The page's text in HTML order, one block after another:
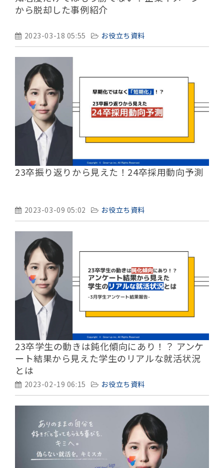
から脱却した事例紹介
2023-03-18 05:55 お役立ち資料
23卒振り返りから見えた！24卒採用動向予測
2023-03-09 05:02 お役立ち資料
23卒学生の動きは鈍化傾向にあり！？ アンケ
ート結果から見えた学生のリアルな就活状況
とは
2023-02-19 06:15 お役立ち資料